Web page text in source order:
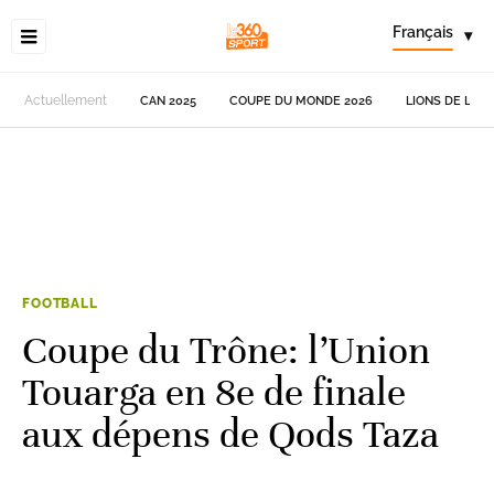
Français ▾
Actuellement CAN 2025 COUPE DU MONDE 2026 LIONS DE
FOOTBALL
Coupe du Trône: l’Union
Touarga en 8e de finale
aux dépens de Qods Taza